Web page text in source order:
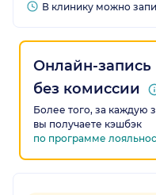
В клинику можно
Онлайн-запись
без комиссии
Более того, за каждую
вы получаете кэшбэк
по программе